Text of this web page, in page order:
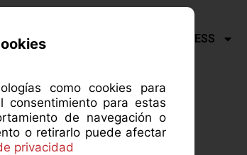
como cookies para
consentimiento para estas
de navegación o
o retirarlo puede afectar
privacidad
SALUD Y PSICOLOGÍA FITNESS